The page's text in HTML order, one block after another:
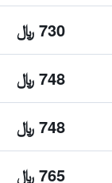
730 ﷼
748 ﷼
748 ﷼
765 ﷼